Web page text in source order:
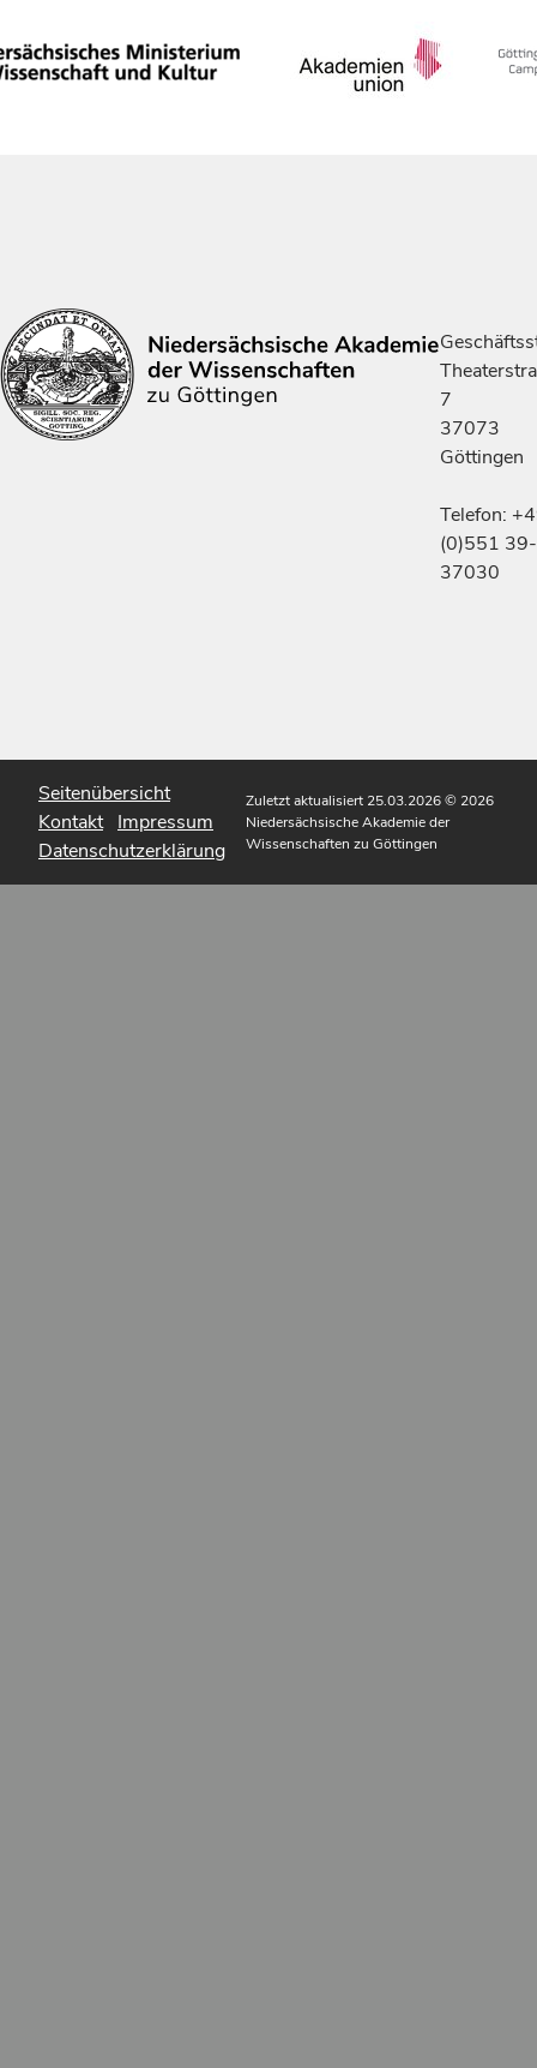
7
37073
Göttingen
Telefon:
(0)551 39-
37030
Seitenübersicht
Kontakt Impressum
Datenschutzerklärung
Zuletzt aktualisiert 25.03.2026© 2026
Niedersächsische Akademie der
Wissenschaften zu Göttingen